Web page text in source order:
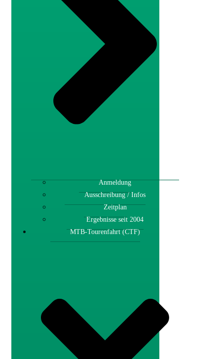
Anmeldung
Ausschreibung / Infos
Zeitplan
Ergebnisse seit 2004
MTB-Tourenfahrt (CTF)